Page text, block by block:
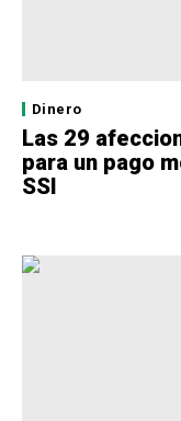
Dinero
Las 29
para un pago
SSI